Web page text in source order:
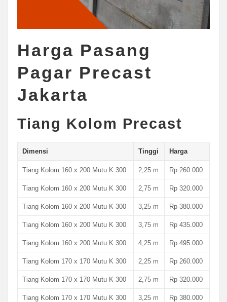
Harga Pasang
Pagar Precast
Jakarta
Tiang Kolom Precast
Dimensi Tinggi Harga
Tiang Kolom 160 x 200 Mutu K 300 2,25 m Rp 260.000
Tiang Kolom 160 x 200 Mutu K 300 2,75 m Rp 320.000
Tiang Kolom 160 x 200 Mutu K 300 3,25 m Rp 380.000
Tiang Kolom 160 x 200 Mutu K 300 3,75 m Rp 435.000
Tiang Kolom 160 x 200 Mutu K 300 4,25 m Rp 495.000
Tiang Kolom 170 x 170 Mutu K 300 2,25 m Rp 260.000
Tiang Kolom 170 x 170 Mutu K 300 2,75 m Rp 320.000
Tiang Kolom 170 x 170 Mutu K 300 3,25 m Rp 380.000